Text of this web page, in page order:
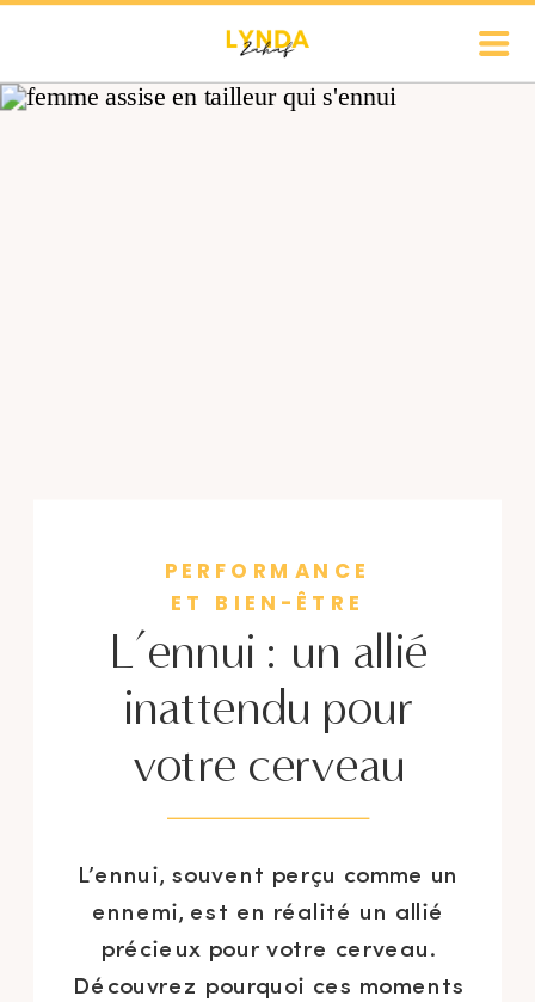
L’ennui : un allié
inattendu pour
votre cerveau
L’ennui, souvent perçu comme un
ennemi, est en réalité un allié
précieux pour votre cerveau.
Découvrez pourquoi ces moments
PERFORMANCE
ET BIEN-ÊTRE